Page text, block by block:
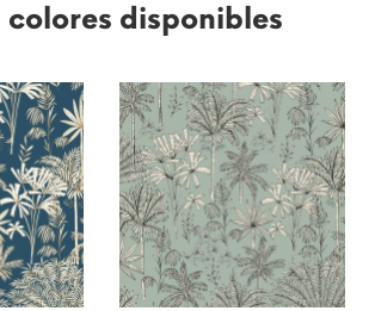
colores disponibles